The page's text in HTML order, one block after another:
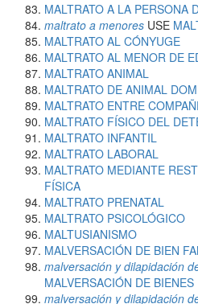
MALTRATO A LA PERSONA
maltrato a menores USE
MALTRATO AL CÓNYUGE
MALTRATO AL MENOR DE
MALTRATO ANIMAL
MALTRATO DE ANIMAL
MALTRATO ENTRE
MALTRATO FÍSICO DEL
MALTRATO INFANTIL
MALTRATO LABORAL
MALTRATO MEDIANTE
FÍSICA
MALTRATO PRENATAL
MALTRATO PSICOLÓGICO
MALTUSIANISMO
MALVERSACIÓN DE BIEN
malversación y dilapidación
MALVERSACIÓN DE BIENES
malversación y dilapidación